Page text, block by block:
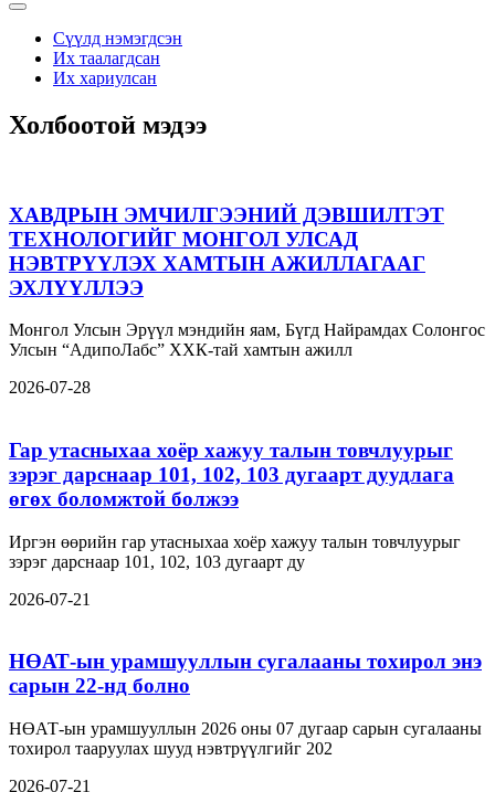
Сүүлд нэмэгдсэн
Их таалагдсан
Их хариулсан
Холбоотой мэдээ
ХАВДРЫН ЭМЧИЛГЭЭНИЙ ДЭВШИЛТЭТ
ТЕХНОЛОГИЙГ МОНГОЛ УЛСАД
НЭВТРҮҮЛЭХ ХАМТЫН АЖИЛЛАГААГ
ЭХЛҮҮЛЛЭЭ
Монгол Улсын Эрүүл мэндийн яам, Бүгд Найрамдах Солонгос
Улсын “АдипоЛабс” ХХК-тай хамтын ажилл
2026-07-28
Гар утасныхаа хоёр хажуу талын товчлуурыг
зэрэг дарснаар 101, 102, 103 дугаарт дуудлага
өгөх боломжтой болжээ
Иргэн өөрийн гар утасныхаа хоёр хажуу талын товчлуурыг
зэрэг дарснаар 101, 102, 103 дугаарт ду
2026-07-21
НӨАТ-ын урамшууллын сугалааны тохирол энэ
сарын 22-нд болно
НӨАТ-ын урамшууллын 2026 оны 07 дугаар сарын сугалааны
тохирол тааруулах шууд нэвтрүүлгийг 202
2026-07-21